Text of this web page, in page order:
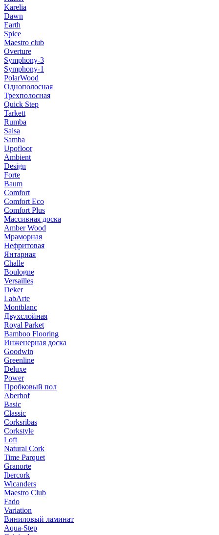
Karelia
Dawn
Earth
Spice
Maestro club
Overture
Symphony-3
Symphony-1
PolarWood
Однополосная
Трехполосная
Quick Step
Tarkett
Rumba
Salsa
Samba
Upofloor
Ambient
Design
Forte
Baum
Comfort
Comfort Eco
Comfort Plus
Массивная доска
Amber Wood
Мраморная
Нефритовая
Янтарная
Challe
Boulogne
Versailles
Deker
LabArte
Montblanc
Двухслойная
Royal Parket
Bamboo Flooring
Инженерная доска
Goodwin
Greenline
Deluxe
Power
Пробковый пол
Aberhof
Basic
Classic
Corksribas
Corkstyle
Loft
Natural Cork
Time Parquet
Granorte
Ibercork
Wicanders
Мaestro Club
Fado
Variation
Виниловый ламинат
Aqua-Step